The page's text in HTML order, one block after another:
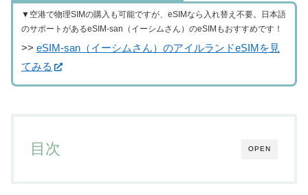
▼空港で物理SIMの購入も可能ですが、eSIMなら入れ替え不要。日本語
のサポートがあるeSIM-san（イーシムさん）のeSIMもおすすめです！
>> eSIM-san（イーシムさん）のアイルランドeSIMを見
てみる
OPEN
目次